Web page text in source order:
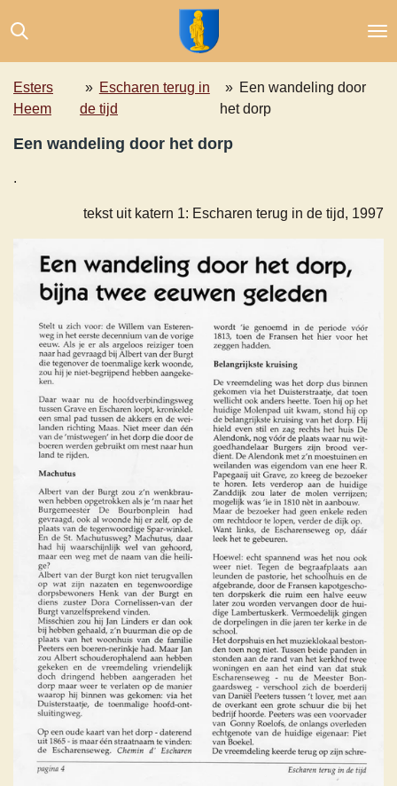
direct
naar
de
hoofdinhoud
Esters
Heem
» Escharen terug in
de tijd
» Een wandeling door
het dorp
Een wandeling door het dorp
.
tekst uit katern 1: Escharen terug in de tijd, 1997